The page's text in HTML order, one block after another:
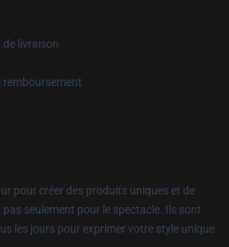
livraison
remboursement
pour créer des produits uniques et de
seulement pour le spectacle. Ils sont
les jours pour exprimer votre style unique.